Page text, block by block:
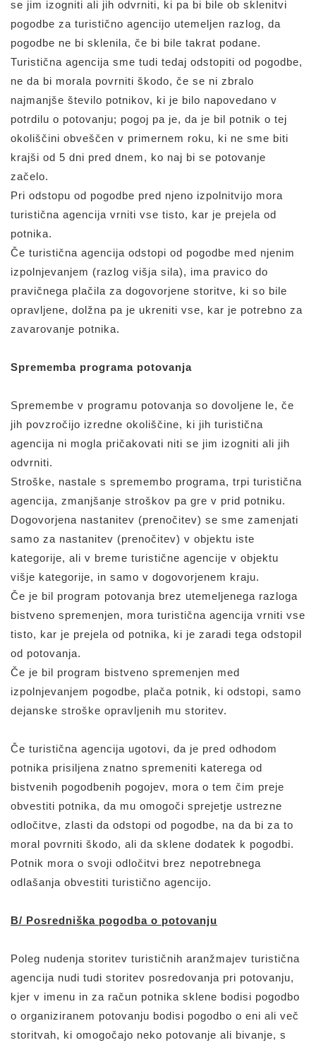
se jim izogniti ali jih odvrniti, ki pa bi bile ob sklenitvi
pogodbe za turistično agencijo utemeljen razlog, da
pogodbe ne bi sklenila, če bi bile takrat podane.
Turistična agencija sme tudi tedaj odstopiti od pogodbe,
ne da bi morala povrniti škodo, če se ni zbralo
najmanjše število potnikov, ki je bilo napovedano v
potrdilu o potovanju; pogoj pa je, da je bil potnik o tej
okoliščini obveščen v primernem roku, ki ne sme biti
krajši od 5 dni pred dnem, ko naj bi se potovanje
začelo.
Pri odstopu od pogodbe pred njeno izpolnitvijo mora
turistična agencija vrniti vse tisto, kar je prejela od
potnika.
Če turistična agencija odstopi od pogodbe med njenim
izpolnjevanjem (razlog višja sila), ima pravico do
pravičnega plačila za dogovorjene storitve, ki so bile
opravljene, dolžna pa je ukreniti vse, kar je potrebno za
zavarovanje potnika.
Sprememba programa potovanja
Spremembe v programu potovanja so dovoljene le, če
jih povzročijo izredne okoliščine, ki jih turistična
agencija ni mogla pričakovati niti se jim izogniti ali jih
odvrniti.
Stroške, nastale s spremembo programa, trpi turistična
agencija, zmanjšanje stroškov pa gre v prid potniku.
Dogovorjena nastanitev (prenočitev) se sme zamenjati
samo za nastanitev (prenočitev) v objektu iste
kategorije, ali v breme turistične agencije v objektu
višje kategorije, in samo v dogovorjenem kraju.
Če je bil program potovanja brez utemeljenega razloga
bistveno spremenjen, mora turistična agencija vrniti vse
tisto, kar je prejela od potnika, ki je zaradi tega odstopil
od potovanja.
Če je bil program bistveno spremenjen med
izpolnjevanjem pogodbe, plača potnik, ki odstopi, samo
dejanske stroške opravljenih mu storitev.
Če turistična agencija ugotovi, da je pred odhodom
potnika prisiljena znatno spremeniti katerega od
bistvenih pogodbenih pogojev, mora o tem čim preje
obvestiti potnika, da mu omogoči sprejetje ustrezne
odločitve, zlasti da odstopi od pogodbe, na da bi za to
moral povrniti škodo, ali da sklene dodatek k pogodbi.
Potnik mora o svoji odločitvi brez nepotrebnega
odlašanja obvestiti turistično agencijo.
B/ Posredniška pogodba o potovanju
Poleg nudenja storitev turističnih aranžmajev turistična
agencija nudi tudi storitev posredovanja pri potovanju,
kjer v imenu in za račun potnika sklene bodisi pogodbo
o organiziranem potovanju bodisi pogodbo o eni ali več
storitvah, ki omogočajo neko potovanje ali bivanje, s